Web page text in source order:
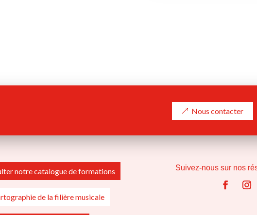
Nous contacter
notre catalogue de formations
de la filière musicale
Suivez-nous sur nos